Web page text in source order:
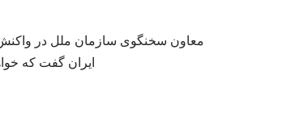
معاون سخنگوی سازمان ملل در واکنش
ایران گفت که